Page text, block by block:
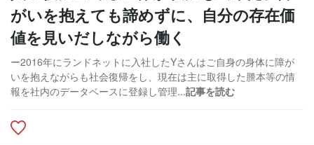
がいを抱えても諦めずに、自分の存在価
値を見いだしながら働く
ー2016年にランドネットに入社したYさんはご自身の身体に障が
いを抱えながらも社会復帰をし、現在は主に取得した謄本等の情
報を社内のデータベースに登録し管理...記事を読む